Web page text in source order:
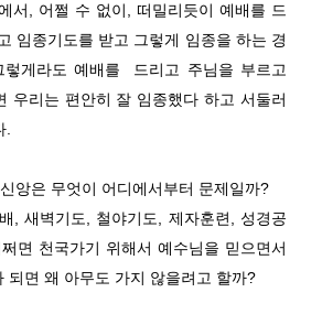
서, 어쩔 수 없이, 떠밀리듯이 예배를 드
임종기도를 받고 그렇게 임종을 하는 경
렇게라도 예배를 드리고 주님을 부르고
우리는 편안히 잘 임종했다 하고 서둘러
앙은 무엇이 어디에서부터 문제일까?
, 새벽기도, 철야기도, 제자훈련, 성경공
면 천국가기 위해서 예수님을 믿으면서
되면 왜 아무도 가지 않을려고 할까?